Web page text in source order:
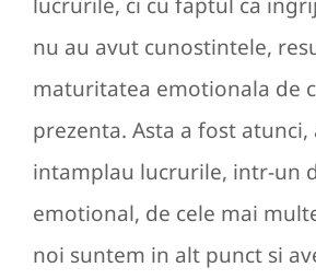
lucrurile, ci cu faptul ca
nu au avut cunostintele,
maturitatea emotionala de
prezenta. Asta a fost atunci,
intamplau lucrurile, intr-un
emotional, de cele mai
noi suntem in alt punct si